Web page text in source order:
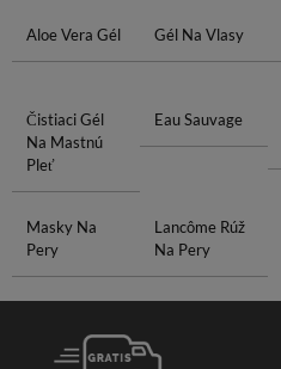
Aloe Vera Gél Gél Na Vlasy
Čistiaci Gél
Na Mastnú
Pleť
Eau Sauvage
Masky Na
Pery
Lancôme Rúž
Na Pery